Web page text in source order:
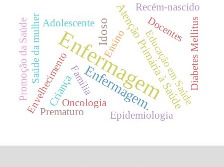
Enfermagem
Enfermagem.
Idoso Atenção Primária à Saúde
Criança Educação em Saúde
Envelhecimento
Saúde da mulher Adolescente
Família
Ensino
Epidemiologia
Recém-nascido
Promoção da Saúde Diabetes Mellitus
Oncologia
Docentes
Prematuro